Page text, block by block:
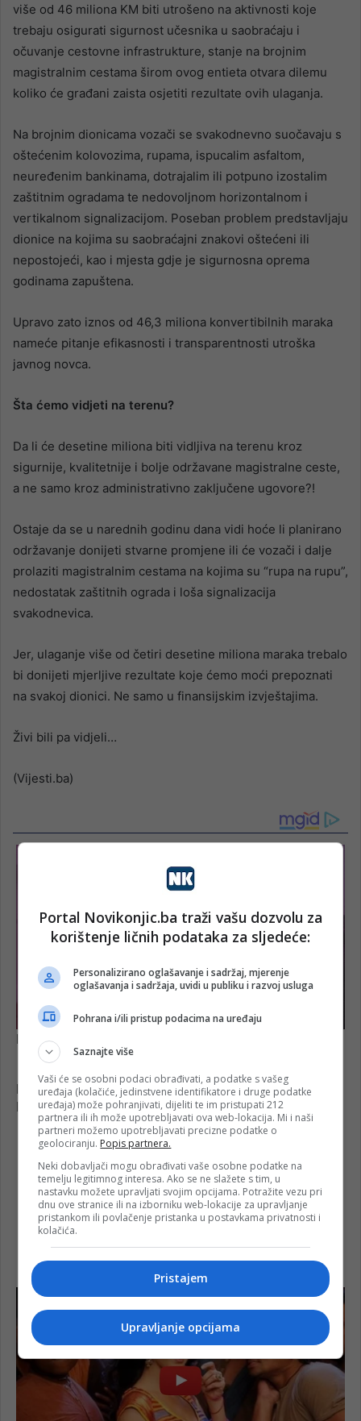
više od 46 miliona KM biti utrošeno na aktivnosti koje
trebaju osigurati sigurnost učesnika u saobraćaju i
očuvanje cestovne infrastrukture, stanje na brojnim
magistralnim cestama širom ovog entieta otvara dilemu
koliko će građani zaista osjetiti rezultate ovih ulaganja.
Na brojnim dionicama vozači se svakodnevno suočavaju s
oštećenim kolovozima, rupama, ispucalim asfaltom,
neuređenim bankinama, dotrajalim ili potpuno izostalim
zaštitnim ogradama te nedovoljnom horizontalnom i
vertikalnom signalizacijom. Poseban problem predstavljaju
dionice na kojima su saobraćajni znakovi oštećeni ili
nepostojeći, kao i mjesta gdje je sigurnosna oprema
godinama zapuštena.
Upravo zato iznos od 46,3 miliona konvertibilnih maraka
nameće pitanje efikasnosti i transparentnosti utroška
javnog novca.
Šta ćemo vidjeti na terenu?
Da li će desetine miliona biti vidljiva na terenu kroz
sigurnije, kvalitetnije i bolje održavane magistralne ceste,
a ne samo kroz administrativno zaključene ugovore?!
Ostaje da se u narednih godinu dana vidi hoće li planirano
održavanje donijeti stvarne promjene ili će vozači i dalje
prolaziti magistralnim cestama na kojima su “rupa na rupu”,
nedostatak zaštitnih ograda i loša signalizacija
svakodnevica.
Jer, ulaganje više od četiri desetine miliona maraka trebalo
bi donijeti mjerljive rezultate koje ćemo moći prepoznati
na svakoj dionici. Ne samo u finansijskim izvještajima.
Živi bili pa vidjeli…
(Vijesti.ba)
Portal Novikonjic.ba traži vašu dozvolu za
korištenje ličnih podataka za sljedeće:
Personalizirano oglašavanje i sadržaj, mjerenje
oglašavanja i sadržaja, uvidi u publiku i razvoj usluga
Pohrana i/ili pristup podacima na uređaju
Saznajte više
Vaši će se osobni podaci obrađivati, a podatke s vašeg
uređaja (kolačiće, jedinstvene identifikatore i druge podatke
uređaja) može pohranjivati, dijeliti te im pristupati 212
partnera ili ih može upotrebljavati ova web-lokacija. Mi i naši
partneri možemo upotrebljavati precizne podatke o
geolociranju. Popis partnera.
Neki dobavljači mogu obrađivati vaše osobne podatke na
temelju legitimnog interesa. Ako se ne slažete s tim, u
nastavku možete upravljati svojim opcijama. Potražite vezu pri
dnu ove stranice ili na izborniku web-lokacije za upravljanje
pristankom ili povlačenje pristanka u postavkama privatnosti i
kolačića.
Pristajem
Upravljanje opcijama